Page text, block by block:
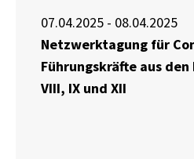
07.04.2025 - 08.04.2025
Netzwerktagung für
Führungskräfte aus den
VIII, IX und XII